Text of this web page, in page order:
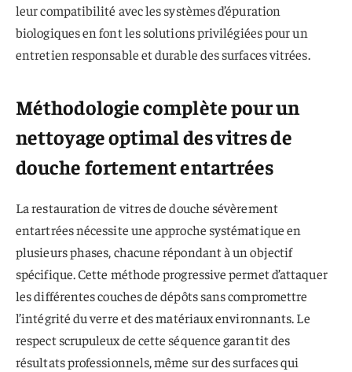
leur compatibilité avec les systèmes d’épuration
biologiques en font les solutions privilégiées pour un
entretien responsable et durable des surfaces vitrées.
Méthodologie complète pour un
nettoyage optimal des vitres de
douche fortement entartrées
La restauration de vitres de douche sévèrement
entartrées nécessite une approche systématique en
plusieurs phases, chacune répondant à un objectif
spécifique. Cette méthode progressive permet d’attaquer
les différentes couches de dépôts sans compromettre
l’intégrité du verre et des matériaux environnants. Le
respect scrupuleux de cette séquence garantit des
résultats professionnels, même sur des surfaces qui